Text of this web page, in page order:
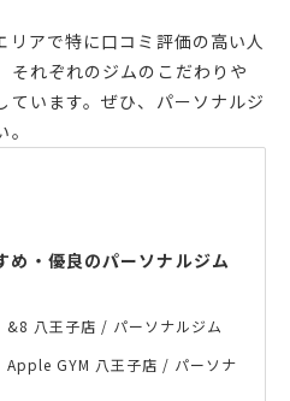
リアで特に口コミ評価の高い人
それぞれのジムのこだわりや
ています。ぜひ、パーソナルジ
め・優良のパーソナルジム
&8 八王子店 / パーソナルジム
Apple GYM 八王子店 / パーソナ